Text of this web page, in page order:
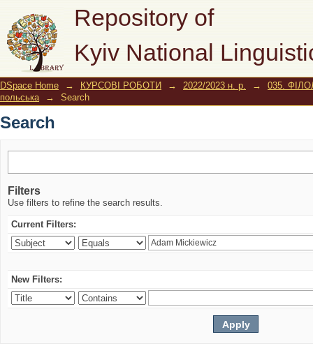
Repository of
Kyiv National
Search
DSpace Home → КУРСОВІ РОБОТИ → 2022/2023 н. р. →
035.
польська
→ Search
Search
Filters
Use filters to refine the search results.
Current Filters:
New Filters: